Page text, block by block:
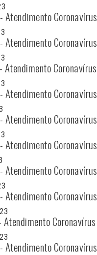
Atendimento Coronavírus
Atendimento Coronavírus
Atendimento Coronavírus
Atendimento Coronavírus
Atendimento Coronavírus
Atendimento Coronavírus
Atendimento Coronavírus
Atendimento Coronavírus
Coronavírus
Atendimento Coronavírus